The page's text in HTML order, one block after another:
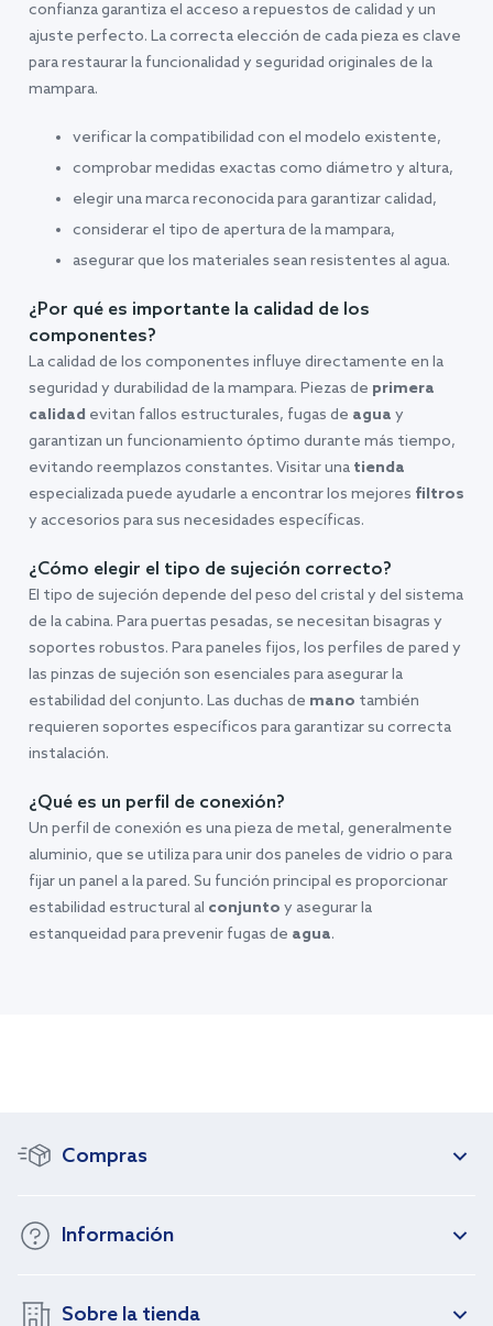
confianza garantiza el acceso a repuestos de calidad y un
ajuste perfecto. La correcta elección de cada pieza es clave
para restaurar la funcionalidad y seguridad originales de la
mampara.
verificar la compatibilidad con el modelo existente,
comprobar medidas exactas como diámetro y altura,
elegir una marca reconocida para garantizar calidad,
considerar el tipo de apertura de la mampara,
asegurar que los materiales sean resistentes al agua.
¿Por qué es importante la calidad de los
componentes?
La calidad de los componentes influye directamente en la
seguridad y durabilidad de la mampara. Piezas de primera
calidad evitan fallos estructurales, fugas de agua y
garantizan un funcionamiento óptimo durante más tiempo,
evitando reemplazos constantes. Visitar una tienda
especializada puede ayudarle a encontrar los mejores filtros
y accesorios para sus necesidades específicas.
¿Cómo elegir el tipo de sujeción correcto?
El tipo de sujeción depende del peso del cristal y del sistema
de la cabina. Para puertas pesadas, se necesitan bisagras y
soportes robustos. Para paneles fijos, los perfiles de pared y
las pinzas de sujeción son esenciales para asegurar la
estabilidad del conjunto. Las duchas de mano también
requieren soportes específicos para garantizar su correcta
instalación.
¿Qué es un perfil de conexión?
Un perfil de conexión es una pieza de metal, generalmente
aluminio, que se utiliza para unir dos paneles de vidrio o para
fijar un panel a la pared. Su función principal es proporcionar
estabilidad estructural al conjunto y asegurar la
estanqueidad para prevenir fugas de agua.
Compras
Información
Sobre la tienda